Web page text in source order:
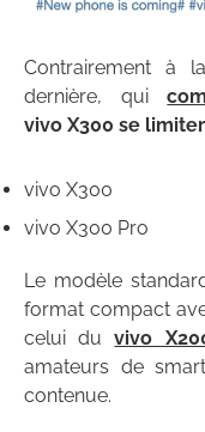
Contrairement à
dernière, qui
vivo X300 se
vivo X300
vivo X300 Pro
Le modèle
format compact
celui duvivo
amateurs de
contenue.